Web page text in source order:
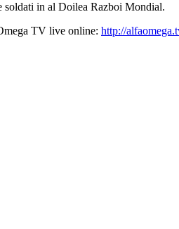
soldati in al Doilea Razboi Mondial.
TV live online: http://